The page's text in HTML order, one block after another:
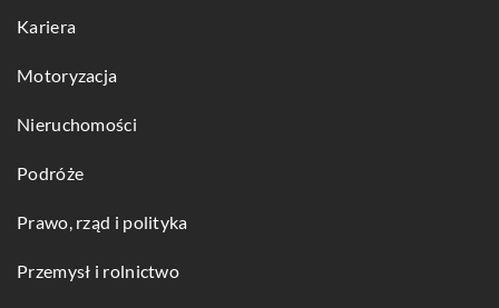
Kariera
Motoryzacja
Nieruchomości
Podróże
Prawo, rząd i polityka
Przemysł i rolnictwo